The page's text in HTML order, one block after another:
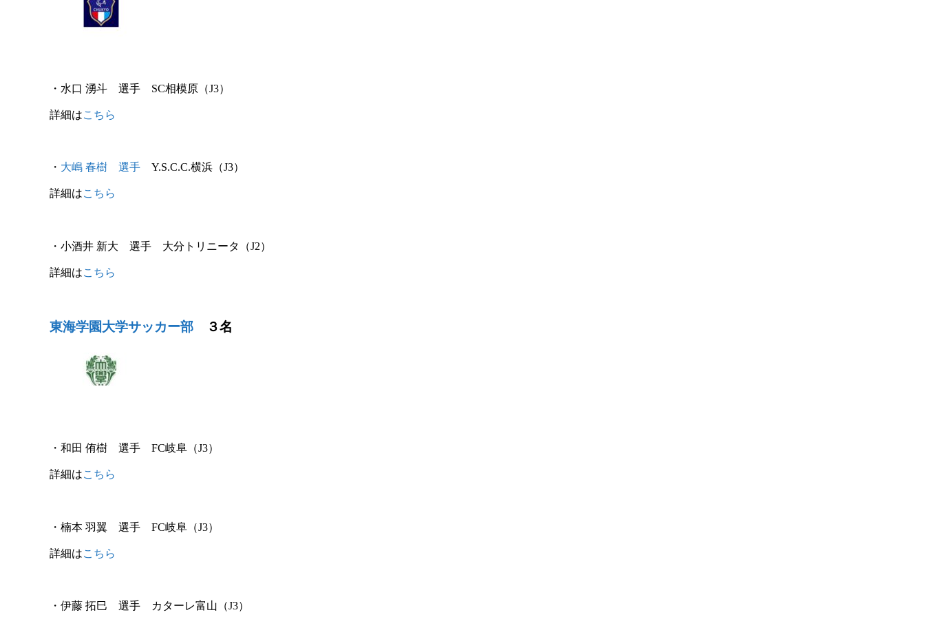
・ 水口 湧斗 選手 SC相模原 （J3）
詳細はこちら
・ 大嶋 春樹 選手 Y.S.C.C.横浜 （J3）
詳細はこちら
・ 小酒井 新大 選手 大分トリニータ （J2）
詳細はこちら
東海学園大学サッカー部 ３名
・ 和田 侑樹 選手 FC岐阜 （J3）
詳細はこちら
・ 楠本 羽翼 選手 FC岐阜 （J3）
詳細はこちら
・ 伊藤 拓巳 選手 カターレ富山 （J3）